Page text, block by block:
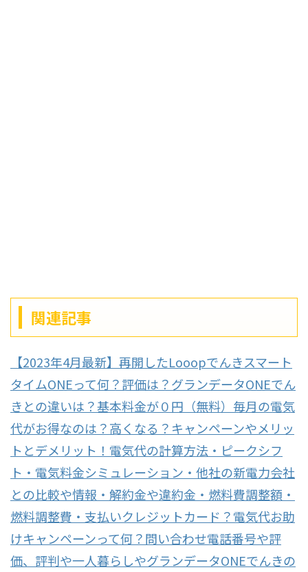
関連記事
【2023年4月最新】再開したLooopでんきスマート
タイムONEって何？評価は？グランデータONEでん
きとの違いは？基本料金が０円（無料）毎月の電気
代がお得なのは？高くなる？キャンペーンやメリッ
トとデメリット！電気代の計算方法・ピークシフ
ト・電気料金シミュレーション・他社の新電力会社
との比較や情報・解約金や違約金・燃料費調整額・
燃料調整費・支払いクレジットカード？電気代お助
けキャンペーンって何？問い合わせ電話番号や評
価、評判や一人暮らしやグランデータONEでんきの